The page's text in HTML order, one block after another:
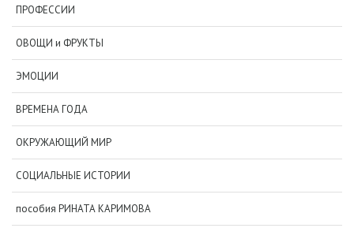
ПРОФЕССИИ
ОВОЩИ и ФРУКТЫ
ЭМОЦИИ
ВРЕМЕНА ГОДА
ОКРУЖАЮЩИЙ МИР
СОЦИАЛЬНЫЕ ИСТОРИИ
пособия РИНАТА КАРИМОВА